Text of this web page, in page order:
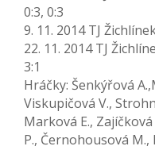
0:3, 0:3
9. 11. 2014 TJ
22. 11. 2014 TJ
3:1
Hráčky: Šenkýřová
Viskupičová V.,
Marková E.,
P., Černohousová M.,